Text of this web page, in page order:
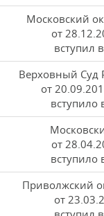
Московский
от
вступил
Верховный Суд
от
вступило
от
вступило
Приволжский
от